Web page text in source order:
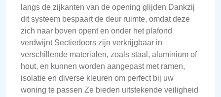
langs de zijkanten van de opening glijden Dankzij
dit systeem bespaart de deur ruimte, omdat deze
zich naar boven opent en onder het plafond
verdwijnt Sectiedoors zijn verkrijgbaar in
verschillende materialen, zoals staal, aluminium of
hout, en kunnen worden aangepast met ramen,
isolatie en diverse kleuren om perfect bij uw
woning te passen Ze bieden uitstekende veiligheid